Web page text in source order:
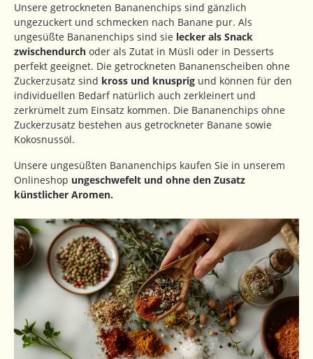
Unsere getrockneten Bananenchips sind gänzlich
ungezuckert und schmecken nach Banane pur. Als
ungesüßte Bananenchips sind sie lecker als Snack
zwischendurch oder als Zutat in Müsli oder in Desserts
perfekt geeignet. Die getrockneten Bananenscheiben ohne
Zuckerzusatz sind kross und knusprig und können für den
individuellen Bedarf natürlich auch zerkleinert und
zerkrümelt zum Einsatz kommen. Die Bananenchips ohne
Zuckerzusatz bestehen aus getrockneter Banane sowie
Kokosnussöl.
Unsere ungesüßten Bananenchips kaufen Sie in unserem
Onlineshop ungeschwefelt und ohne den Zusatz
künstlicher Aromen.